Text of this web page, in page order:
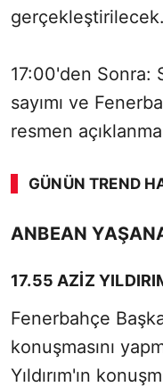
gerçekleştirilecek.
17:00'den Sonra:
sayımı ve
resmen
GÜNÜN TREND
ANBEAN
17.55 AZİZ
Fenerbahçe
konuşmasını
Yıldırım'ın